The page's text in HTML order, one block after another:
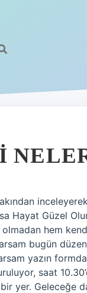
Hayat Güzel
hem
bugün
yazın
saat
yer. Geleceğe